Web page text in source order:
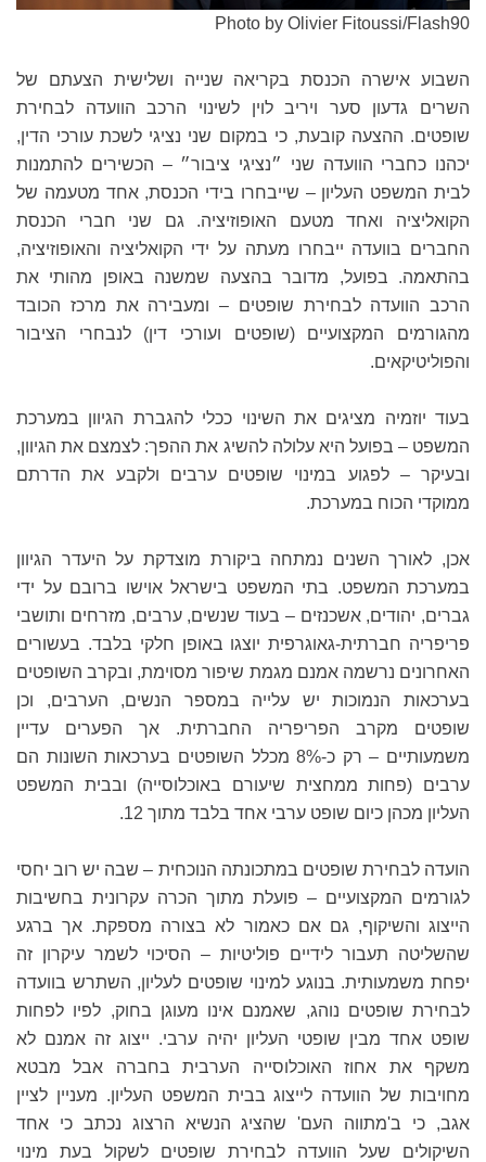
Photo by Olivier Fitoussi/Flash90
השבוע אישרה הכנסת בקריאה שנייה ושלישית הצעתם של
השרים גדעון סער ויריב לוין לשינוי הרכב הוועדה לבחירת
שופטים. ההצעה קובעת, כי במקום שני נציגי לשכת עורכי הדין,
יכהנו כחברי הוועדה שני ״נציגי ציבור״ – הכשירים להתמנות
לבית המשפט העליון – שייבחרו בידי הכנסת, אחד מטעמה של
הקואליציה ואחד מטעם האופוזיציה. גם שני חברי הכנסת
החברים בוועדה ייבחרו מעתה על ידי הקואליציה והאופוזיציה,
בהתאמה. בפועל, מדובר בהצעה שמשנה באופן מהותי את
הרכב הוועדה לבחירת שופטים – ומעבירה את מרכז הכובד
מהגורמים המקצועיים (שופטים ועורכי דין) לנבחרי הציבור
והפוליטיקאים.
בעוד יוזמיה מציגים את השינוי ככלי להגברת הגיוון במערכת
המשפט – בפועל היא עלולה להשיג את ההפך: לצמצם את הגיוון,
ובעיקר – לפגוע במינוי שופטים ערבים ולקבע את הדרתם
ממוקדי הכוח במערכת.
אכן, לאורך השנים נמתחה ביקורת מוצדקת על היעדר הגיוון
במערכת המשפט. בתי המשפט בישראל אוישו ברובם על ידי
גברים, יהודים, אשכנזים – בעוד שנשים, ערבים, מזרחים ותושבי
פריפריה חברתית-גאוגרפית יוצגו באופן חלקי בלבד. בעשורים
האחרונים נרשמה אמנם מגמת שיפור מסוימת, ובקרב השופטים
בערכאות הנמוכות יש עלייה במספר הנשים, הערבים, וכן
שופטים מקרב הפריפריה החברתית. אך הפערים עדיין
משמעותיים – רק כ-8% מכלל השופטים בערכאות השונות הם
ערבים (פחות ממחצית שיעורם באוכלוסייה) ובבית המשפט
העליון מכהן כיום שופט ערבי אחד בלבד מתוך 12.
הועדה לבחירת שופטים במתכונתה הנוכחית – שבה יש רוב יחסי
לגורמים המקצועיים – פועלת מתוך הכרה עקרונית בחשיבות
הייצוג והשיקוף, גם אם כאמור לא בצורה מספקת. אך ברגע
שהשליטה תעבור לידיים פוליטיות – הסיכוי לשמר עיקרון זה
יפחת משמעותית. בנוגע למינוי שופטים לעליון, השתרש בוועדה
לבחירת שופטים נוהג, שאמנם אינו מעוגן בחוק, לפיו לפחות
שופט אחד מבין שופטי העליון יהיה ערבי. ייצוג זה אמנם לא
משקף את אחוז האוכלוסייה הערבית בחברה אבל מבטא
מחויבות של הוועדה לייצוג בבית המשפט העליון. מעניין לציין
אגב, כי ב'מתווה העם' שהציג הנשיא הרצוג נכתב כי אחד
השיקולים שעל הוועדה לבחירת שופטים לשקול בעת מינוי